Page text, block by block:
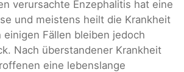
verursachte Enzephalitis hat eine
und meistens heilt die Krankheit
einigen Fällen bleiben jedoch
Nach überstandener Krankheit
eine lebenslange